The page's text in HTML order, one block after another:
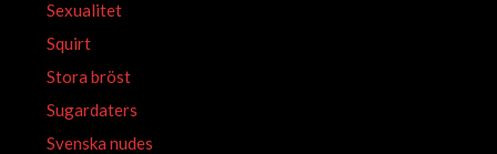
Sexualitet
Squirt
Stora bröst
Sugardaters
Svenska nudes